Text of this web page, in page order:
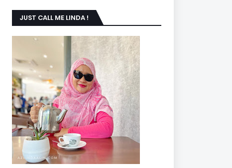
JUST CALL ME LINDA !